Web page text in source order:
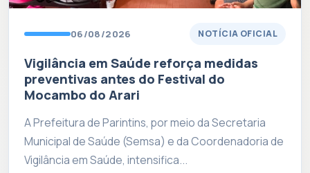
06/08/2026 NOTÍCIA OFICIAL
Vigilância em Saúde reforça medidas
preventivas antes do Festival do
Mocambo do Arari
A Prefeitura de Parintins, por meio da Secretaria
Municipal de Saúde (Semsa) e da Coordenadoria de
Vigilância em Saúde, intensifica...